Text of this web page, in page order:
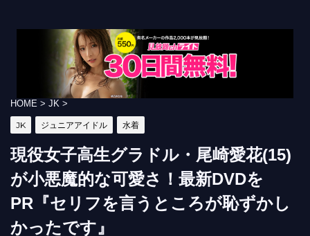
HOME > JK >
JK ジュニアアイドル 水着
現役女子高生グラドル・尾崎愛花(15)
が小悪魔的な可愛さ！最新DVDを
PR『セリフを言うところが恥ずかし
かったです』